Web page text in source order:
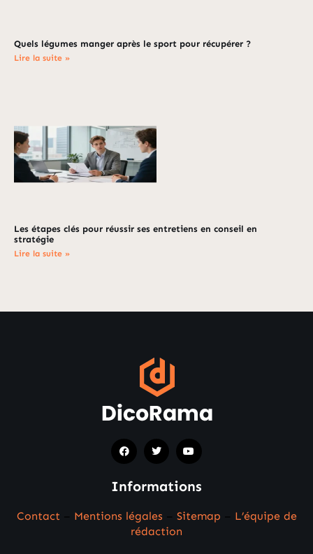
Quels légumes manger après le sport pour récupérer ?
Lire la suite »
Les étapes clés pour réussir ses entretiens en conseil en
stratégie
Lire la suite »
Informations
Contact Mentions légales Sitemap
L’équipe de
rédaction